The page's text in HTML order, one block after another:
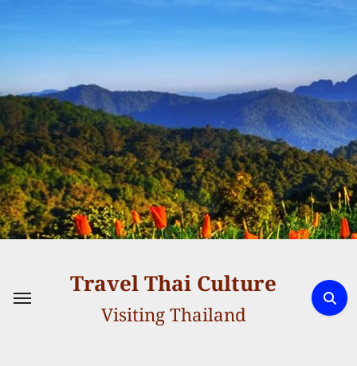
content
Travel Thai Culture
Visiting Thailand